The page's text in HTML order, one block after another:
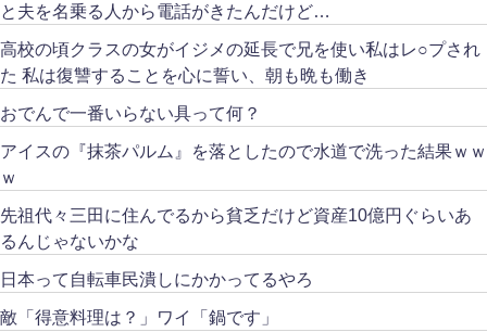
と夫を名乗る人から電話がきたんだけど…
高校の頃クラスの女がイジメの延長で兄を使い私はレ○プされ
た 私は復讐することを心に誓い、朝も晩も働き
おでんで一番いらない具って何？
アイスの『抹茶パルム』を落としたので水道で洗った結果ｗｗ
ｗ
先祖代々三田に住んでるから貧乏だけど資産10億円ぐらいあ
るんじゃないかな
日本って自転車民潰しにかかってるやろ
敵「得意料理は？」ワイ「鍋です」